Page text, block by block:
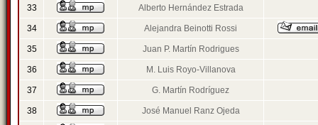
33 Alberto Hernández Estrada
34 Alejandra Beinotti Rossi
35 Juan P. Martín Rodrigues
36 M. Luis Royo-Villanova
37 G. Martín Rodríguez
38 José Manuel Ranz Ojeda